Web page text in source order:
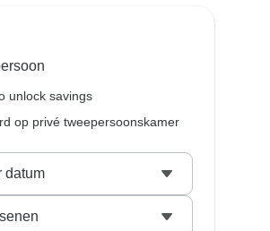
unlock savings
op privé tweepersoonskamer
datum